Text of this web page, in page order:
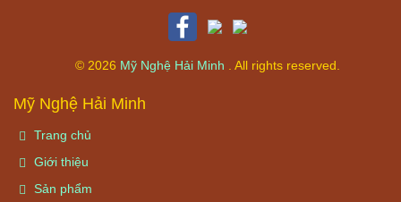
© 2026 Mỹ Nghệ Hải Minh . All rights reserved.
Mỹ Nghệ Hải Minh
Trang chủ
Giới thiệu
Sản phẩm